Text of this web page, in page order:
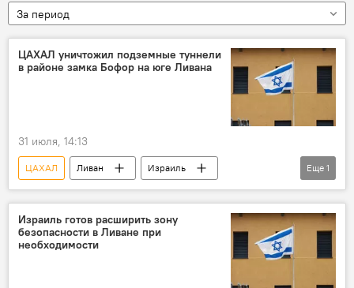
За период
ЦАХАЛ уничтожил подземные туннели
в районе замка Бофор на юге Ливана
31 июля, 14:13
ЦАХАЛ Ливан
Израиль
Хезболла
Еще 1
Израиль готов расширить зону
безопасности в Ливане при
необходимости